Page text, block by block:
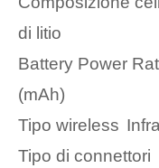
di litio
Battery Power
(mAh)
Tipo wireless
Tipo di connettori